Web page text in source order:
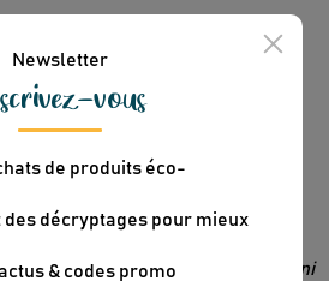
des décryptages pour mieux
©Mana Mani